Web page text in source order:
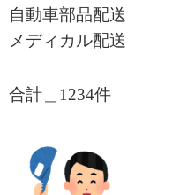
自動車部品配送
メディカル配送
合計＿1234件